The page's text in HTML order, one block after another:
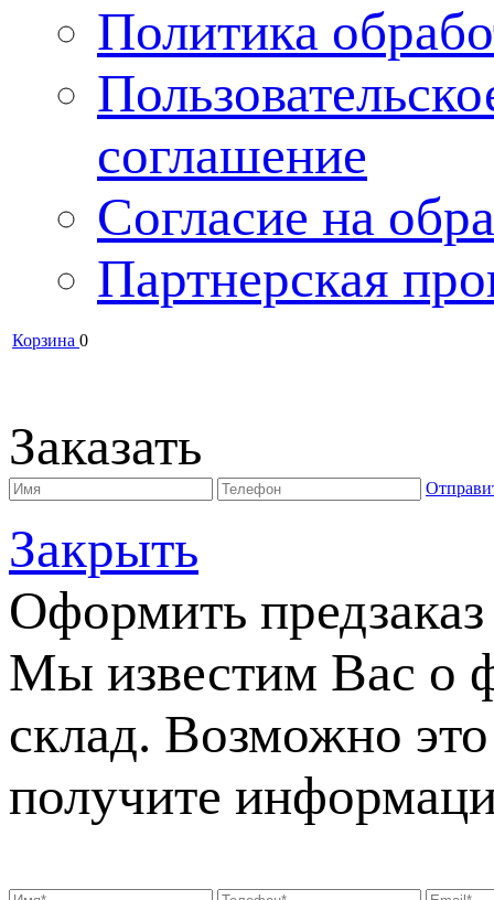
Политика
соглашение
Согласие на
Партнерская
Корзина 0
Заказать
Закрыть
Оформить предзаказ
Мы известим Вас о
склад. Возможно
получите